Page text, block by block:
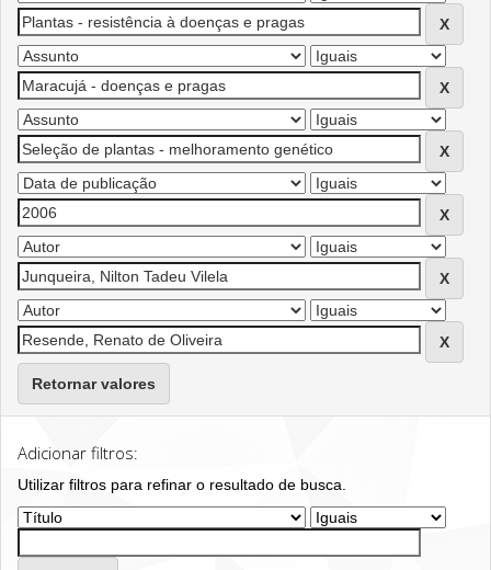
Retornar valores
Adicionar filtros:
Utilizar filtros para refinar o resultado de busca.